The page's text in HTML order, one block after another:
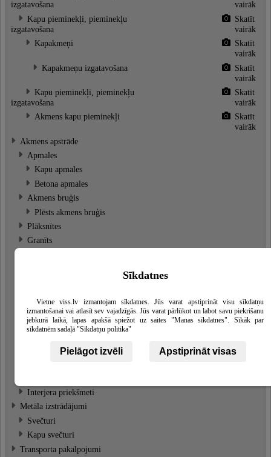
izgatavošana
vairāk
Kapu pieminekļi, pieminekļu
izgatavošana
Skatīt
vairāk
Kapakmeņi
Skatīt
vairāk
Kapakmeņu izgatavošana
Skatīt
vairāk
Kapu pieminekļi, pieminekļu
izgatavošana
Skatīt
vairāk
Akmens kapu pieminekļi
Skatīt
vairāk
Akmens apstrāde
Apmales
Kapu apmales
Betona apmales
Akmens bruģis
Plēsts akmens bruģis
Plāksnītes
Granīts
Dārza interjera elementi
Skatīt
vairāk
Kamīnu dekori
Kapu soliņi
Interjera priekšmeti
Metāla izstrādājumi
Svečturi
Kapu svečturi
Transporta pakalpojumi
Sīkdatnes
Vietne viss.lv izmantojam sīkdatnes. Jūs varat apstiprināt visu sīkdatņu
izmantošanai vai atlasīt sev vajadzīgās. Jūs varat pārlūkot un labot savu piekrišanu
jebkurā laikā, lapas apakšā spiežot uz saites "Manas sīkdatnes". Sīkāk par
sīkdatnēm sadaļā "Sīkdatņu politika"
Pielāgot izvēli Apstiprināt visas